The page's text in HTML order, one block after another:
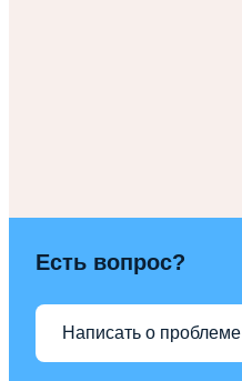
Есть вопрос?
Написать о проблеме